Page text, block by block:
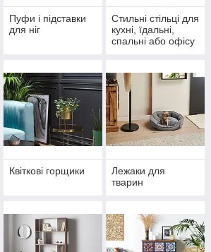
Пуфи і підставки
для ніг
Стильні стільці для
кухні, їдальні,
спальні або офісу
Квіткові горщики
Лежаки для
тварин